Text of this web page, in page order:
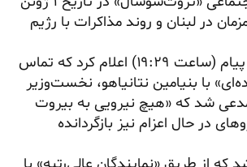
همزمان در لبنان و روند مذاکرات با رژیم
ترامپ در نخستین پیام (ساعت ۱۹:۲۹) اعلام کرد که تماس
با بنیامین نتانیاهو، نخست‌وزیر
شد که «هیچ نیرویی به بیروت
در حال اعزام نیز بازگردانده